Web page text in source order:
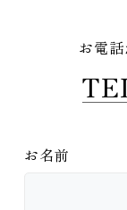
お電
お名前